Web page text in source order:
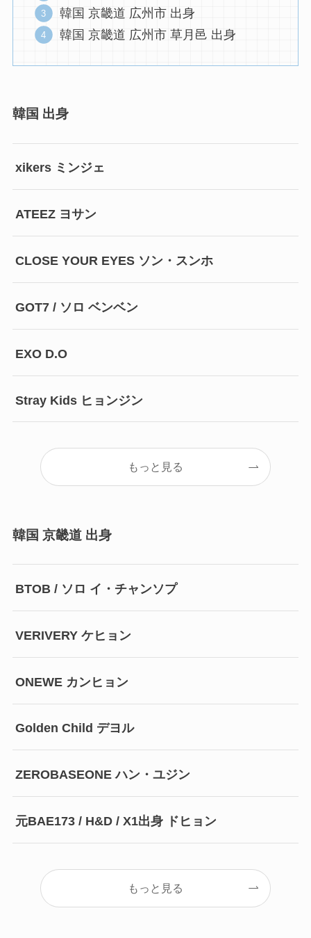
韓国 京畿道 広州市 出身
韓国 京畿道 広州市 草月邑 出身
韓国 出身
xikers ミンジェ
ATEEZ ヨサン
CLOSE YOUR EYES ソン・スンホ
GOT7 / ソロ ベンベン
EXO D.O
Stray Kids ヒョンジン
もっと見る
韓国 京畿道 出身
BTOB / ソロ イ・チャンソプ
VERIVERY ケヒョン
ONEWE カンヒョン
Golden Child デヨル
ZEROBASEONE ハン・ユジン
元BAE173 / H&D / X1出身 ドヒョン
もっと見る